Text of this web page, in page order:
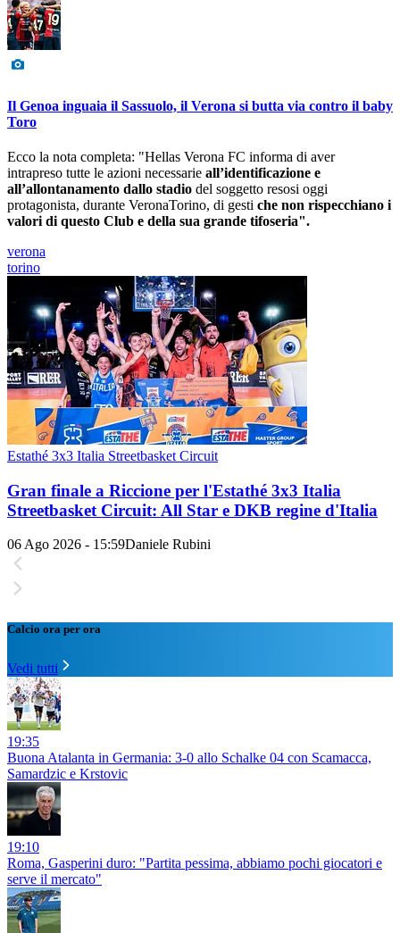
Il Genoa inguaia il Sassuolo, il Verona si butta via contro il baby
Toro
Ecco la nota completa: "Hellas Verona FC informa di aver
intrapreso tutte le azioni necessarie all’identificazione e
all’allontanamento dallo stadio del soggetto resosi oggi
protagonista, durante VeronaTorino, di gesti che non rispecchiano i
valori di questo Club e della sua grande tifoseria".
verona
torino
Estathé 3x3 Italia Streetbasket Circuit
Gran finale a Riccione per l'Estathé 3x3 Italia
Streetbasket Circuit: All Star e DKB regine d'Italia
06 Ago 2026 - 15:59Daniele Rubini
Calcio ora per ora
Vedi tutti
19:35
Buona Atalanta in Germania: 3-0 allo Schalke 04 con Scamacca,
Samardzic e Krstovic
19:10
Roma, Gasperini duro: "Partita pessima, abbiamo pochi giocatori e
serve il mercato"